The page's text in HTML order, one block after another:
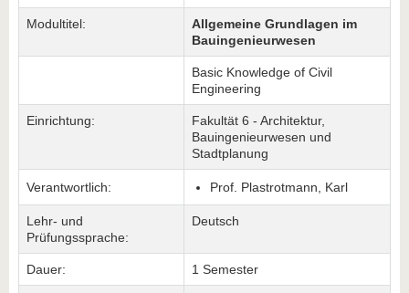
Modultitel:
Allgemeine Grundlagen im
Bauingenieurwesen
Basic Knowledge of Civil
Engineering
Einrichtung:
Fakultät 6 - Architektur,
Bauingenieurwesen und
Stadtplanung
Verantwortlich: Prof. Plastrotmann, Karl
Lehr- und
Prüfungssprache:
Deutsch
Dauer: 1 Semester